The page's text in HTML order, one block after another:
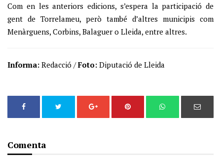
Com en les anteriors edicions, s’espera la participació de
gent de Torrelameu, però també d’altres municipis com
Menàrguens, Corbins, Balaguer o Lleida, entre altres.
Informa: Redacció /Foto: Diputació de Lleida
Comenta